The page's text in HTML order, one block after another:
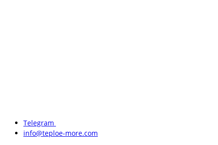
Telegram
info@teploe-more.com